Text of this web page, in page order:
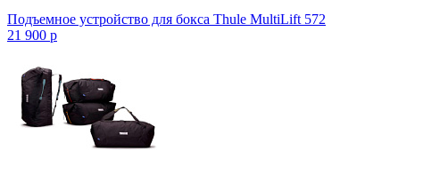
Подъемное устройство для бокса Thule MultiLift 572
21 900 p